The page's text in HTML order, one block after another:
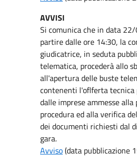
AVVISI
Si comunica che in data
partire dalle ore 14:30, la
giudicatrice, in seduta
telematica, procederà allo
all'apertura delle buste
contenenti l'oflferta tecnica
dalle imprese ammesse alla
procedura ed allaverifica
dei documenti richiesti dal
gara.
Avviso(data pubblicazione